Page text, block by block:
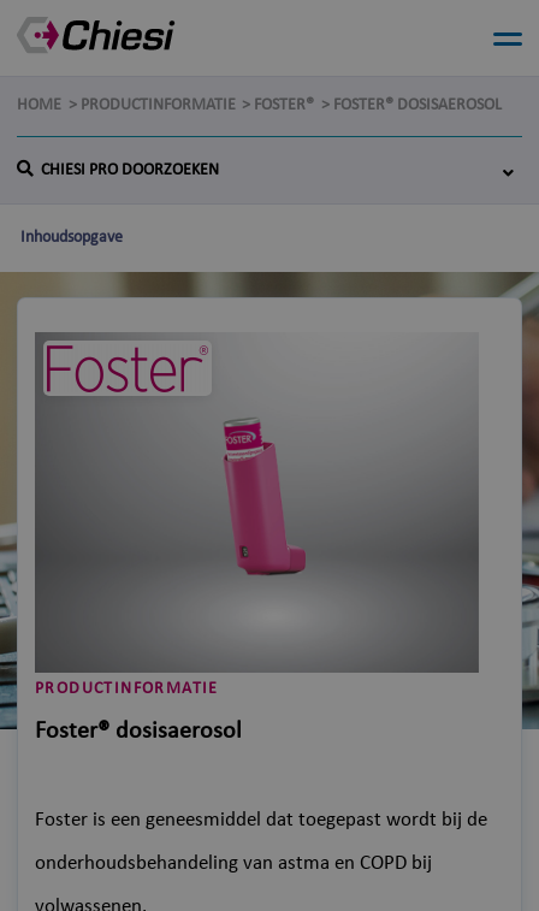
HOME PRODUCTINFORMATIE FOSTER® FOSTER® DOSISAEROSOL
CHIESI PRO DOORZOEKEN
Inhoudsopgave
PRODUCTINFORMATIE
Foster® dosisaerosol
Foster is een geneesmiddel dat toegepast wordt bij de
onderhoudsbehandeling van astma en COPD bij
volwassenen.